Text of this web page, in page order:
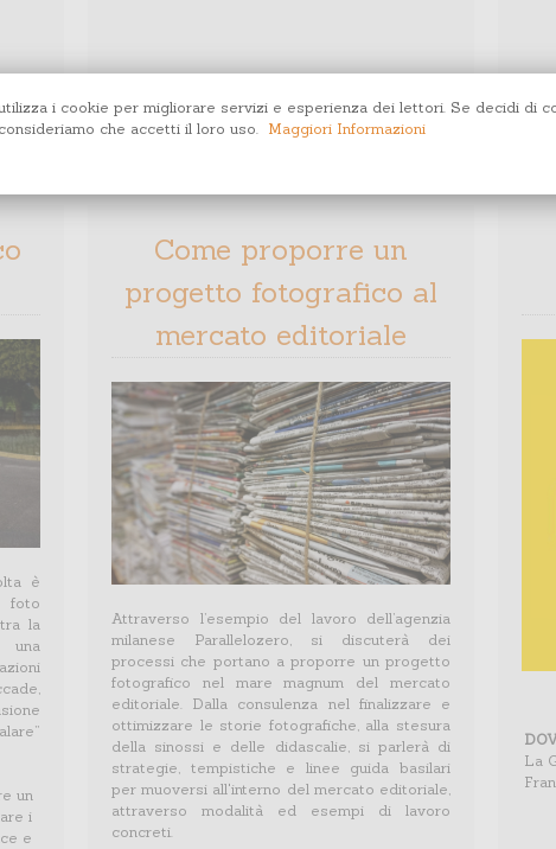
è
foto
la
una
un
i
e
Come proporre un
progetto fotografico al
mercato editoriale
Attraverso l’esempio del lavoro dell’agenzia
milanese Parallelozero, si discuterà dei
processi che portano a proporre un progetto
fotografico nel mare magnum del mercato
editoriale. Dalla consulenza nel finalizzare e
ottimizzare le storie fotografiche, alla stesura
della sinossi e delle didascalie, si parlerà di
strategie, tempistiche e linee guida basilari
per muoversi all'interno del mercato editoriale,
attraverso modalità ed esempi di lavoro
concreti.
La
i cookie per migliorare servizi e esperienza dei lettori. Se decidi di
che accetti il loro uso.
Maggiori Informazioni